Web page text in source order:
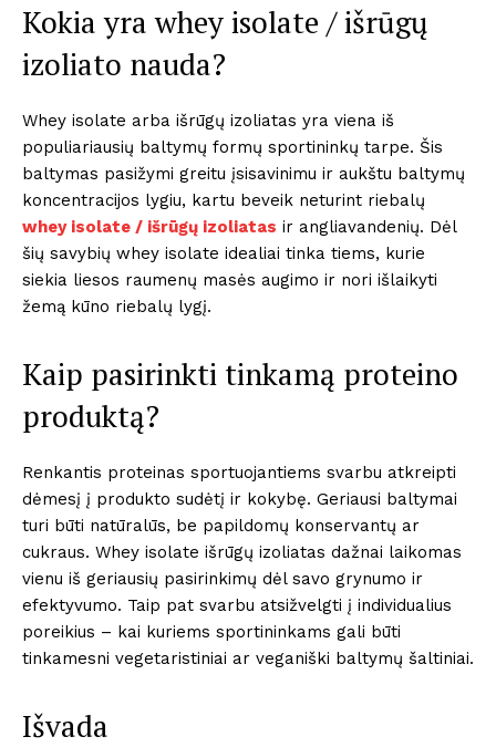
Kokia yra whey isolate / išrūgų
izoliato nauda?
Whey isolate arba išrūgų izoliatas yra viena iš
populiariausių baltymų formų sportininkų tarpe. Šis
baltymas pasižymi greitu įsisavinimu ir aukštu baltymų
koncentracijos lygiu, kartu beveik neturint riebalų
whey isolate / išrūgų izoliatas ir angliavandenių. Dėl
šių savybių whey isolate idealiai tinka tiems, kurie
siekia liesos raumenų masės augimo ir nori išlaikyti
žemą kūno riebalų lygį.
Kaip pasirinkti tinkamą proteino
produktą?
Renkantis proteinas sportuojantiems svarbu atkreipti
dėmesį į produkto sudėtį ir kokybę. Geriausi baltymai
turi būti natūralūs, be papildomų konservantų ar
cukraus. Whey isolate išrūgų izoliatas dažnai laikomas
vienu iš geriausių pasirinkimų dėl savo grynumo ir
efektyvumo. Taip pat svarbu atsižvelgti į individualius
poreikius – kai kuriems sportininkams gali būti
tinkamesni vegetaristiniai ar veganiški baltymų šaltiniai.
Išvada